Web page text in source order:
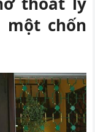
chốn